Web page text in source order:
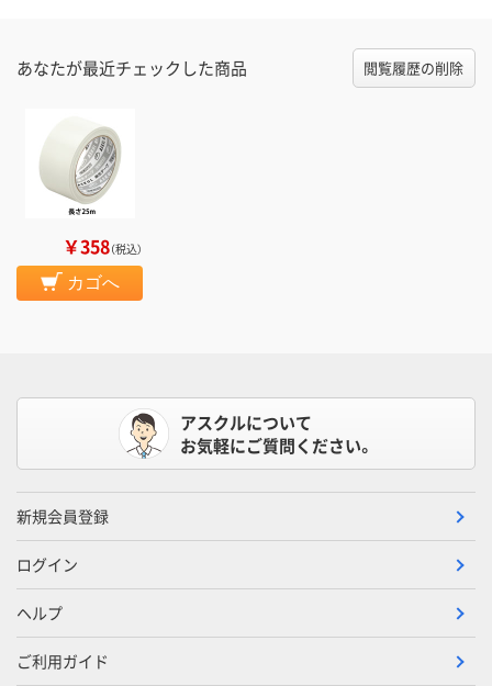
あなたが最近チェックした商品 閲覧履歴の削除
￥358（税込）
カゴへ
アスクルについて
お気軽にご質問ください。
新規会員登録
ログイン
ヘルプ
ご利用ガイド